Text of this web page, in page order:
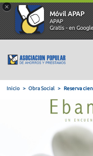
×
Móvil APAP
APAP
Gratis - en
Obra Social